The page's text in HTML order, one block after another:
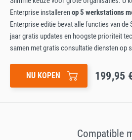
Enterprise installerenop 5 werkstations
Enterprise editie bevat alle functies van de
jaar gratis updates en hoogste prioriteit
samen met gratis consultatie diensten op
NU KOPEN 199,95
Compatible